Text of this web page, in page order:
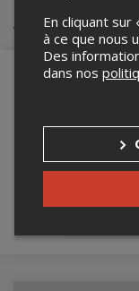
Achat de
Merci de
En cliquant
à ce que nous
Des
dans nos